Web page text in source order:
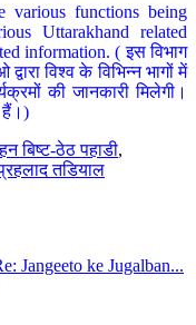
functions being
Uttarakhand related
information. ( इस विभाग
विश्व के विभिन्न भागों में
की जानकारी मिलेगी।
हैं।)
बिष्ट-ठेठ पहाडी,
तडियाल
Jangeeto ke Jugalban...